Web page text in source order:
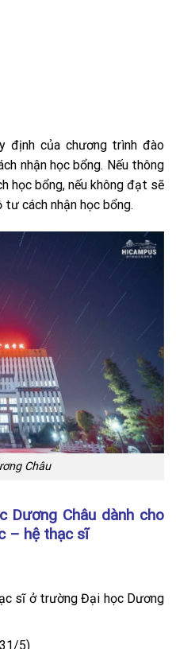
định của chương trình đào
nhận học bổng. Nếu thông
học bổng, nếu không đạt sẽ
cách nhận học bổng.
Châu
Dương Châu dành cho
– hệ thạc sĩ
sĩ ở trường Đại học Dương
5)